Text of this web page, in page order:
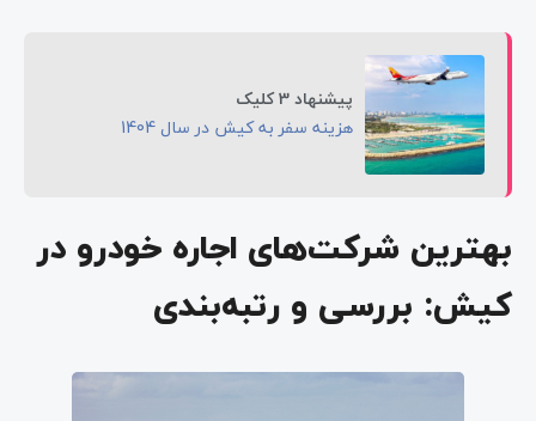
پیشنهاد 3 کلیک
هزینه‌ سفر به کیش در سال 1404
بهترین شرکت‌های اجاره خودرو در
کیش: بررسی و رتبه‌بندی